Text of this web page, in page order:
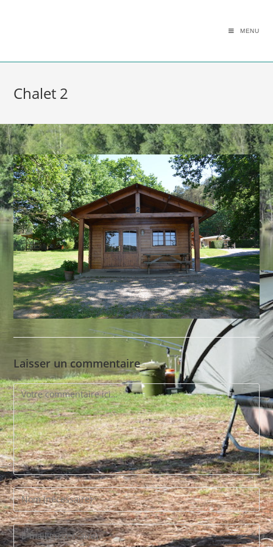
MENU
Chalet 2
Laisser un commentaire